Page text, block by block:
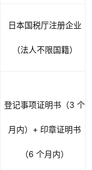
日本国税厅注册企业
（法人不限国籍）
登记事项证明书（3 个
月内）+ 印章证明书
（6 个月内）